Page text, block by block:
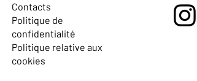
Contacts
Politique de
confidentialité
Politique relative aux
cookies